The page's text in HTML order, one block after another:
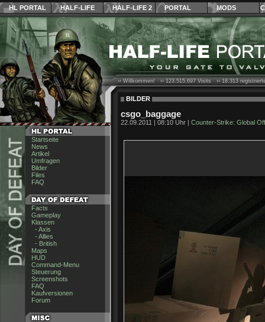
HL PORTAL HALF-LIFE HALF-LIFE 2 PORTAL MODS
Startseite
News
Artikel
Umfragen
Bilder
Files
FAQ
Facts
Gameplay
Klassen
- Axis
- Allies
- British
Maps
HUD
Command-Menu
Steuerung
Screenshots
FAQ
Kaufversionen
Forum
›› Willkommen! ››123.515.697Visits ››18.313
BILDER
csgo_baggage
22.09.2011 | 08:10 Uhr | Counter-Strike: Global